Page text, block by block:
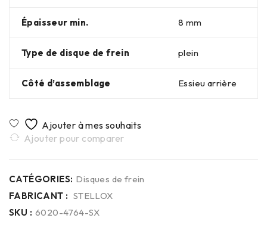
Épaisseur min. 8 mm
Type de disque de frein plein
Côté d’assemblage Essieu arrière
Ajouter pour comparer
CATÉGORIES: Disques de frein
FABRICANT : STELLOX
SKU : 6020-4764-SX